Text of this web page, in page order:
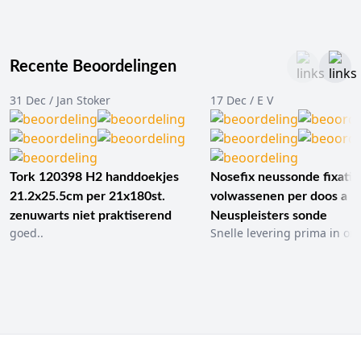
Recente Beoordelingen
31 Dec / Jan Stoker
Tork 120398 H2 handdoekjes
21.2x25.5cm per 21x180st.
zenuwarts niet praktiserend
goed..
17 Dec / E V
Nosefix neussonde
volwassenen per doos a
Neuspleisters sonde
Snelle levering prima in